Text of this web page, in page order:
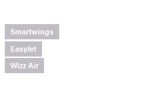
Smartwings
EasyJet
Wizz Air